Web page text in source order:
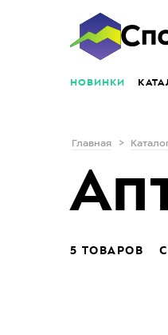
НОВИНКИ
Главная
5 ТОВАРОВ